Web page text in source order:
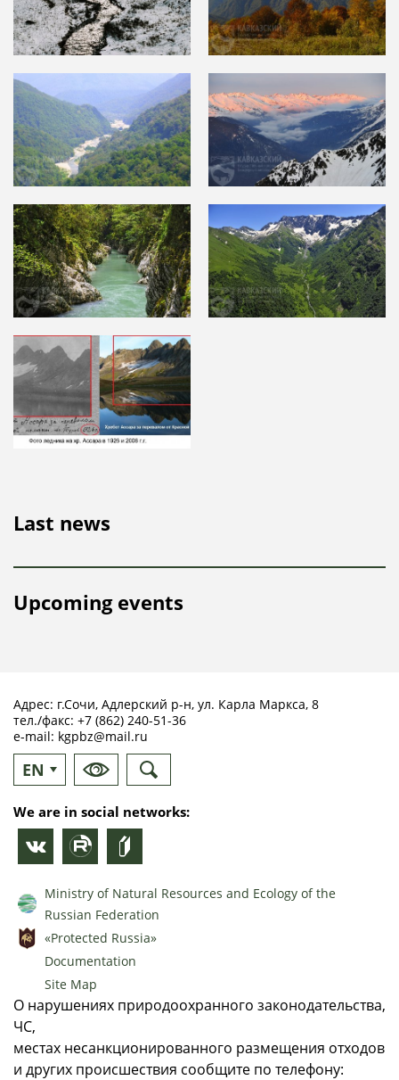
Last news
Upcoming events
Адрес: г.Сочи, Адлерский р-н, ул. Карла Маркса, 8
тел./факс: +7 (862) 240-51-36
e-mail: kgpbz@mail.ru
EN
RU
We are in social networks:
Ministry of Natural Resources and Ecology of the
Russian Federation
«Protected Russia»
Documentation
Site Map
О нарушениях природоохранного законодательства,
ЧС,
местах несанкционированного размещения отходов
и других происшествия сообщите по телефону: